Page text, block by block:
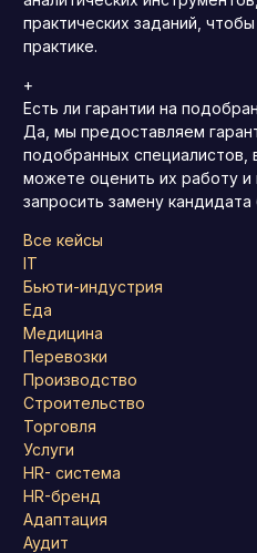
практических заданий,
практике.
+
Есть ли гарантии на
Да, мы предоставляем
подобранных специалистов,
можете оценить их работу
запросить замену
Все кейсы
IT
Бьюти-индустрия
Еда
Медицина
Перевозки
Производство
Строительство
Торговля
Услуги
HR- система
HR-бренд
Адаптация
Аудит